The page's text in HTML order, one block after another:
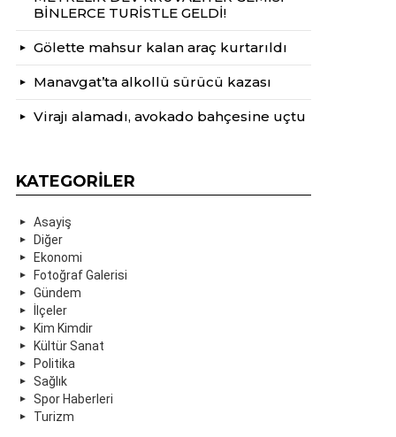
BİNLERCE TURİSTLE GELDİ!
Gölette mahsur kalan araç kurtarıldı
Manavgat’ta alkollü sürücü kazası
Virajı alamadı, avokado bahçesine uçtu
KATEGORILER
Asayiş
Diğer
Ekonomi
Fotoğraf Galerisi
Gündem
İlçeler
Kim Kimdir
Kültür Sanat
Politika
Sağlık
Spor Haberleri
Turizm